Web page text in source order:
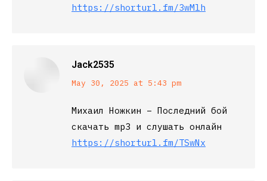
https://shorturl.fm/3wMlh
Jack2535
says:
May 30, 2025 at 5:43 pm
Михаил Ножкин – Последний бой
скачать mp3 и слушать онлайн
https://shorturl.fm/TSwNx